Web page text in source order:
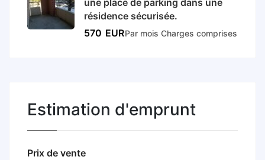
une place de parking dans une
résidence sécurisée.
570 EURPar mois Charges comprises
Estimation d'emprunt
Prix de vente